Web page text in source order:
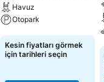
Havuz
Otopark
Fiyatları görün
Kesin fiyatları görmek
için tarihleri seçin